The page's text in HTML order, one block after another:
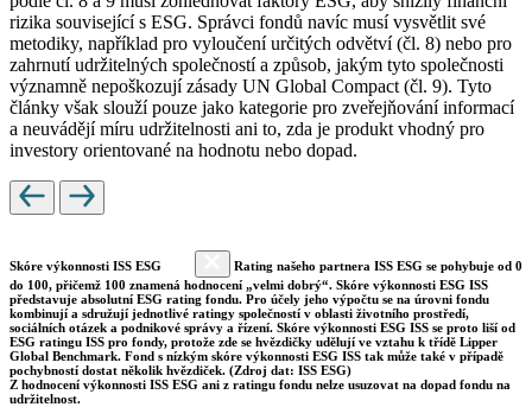
rizika související s ESG. Správci fondů navíc musí vysvětlit své
metodiky, například pro vyloučení určitých odvětví (čl. 8) nebo pro
zahrnutí udržitelných společností a způsob, jakým tyto společnosti
významně nepoškozují zásady UN Global Compact (čl. 9). Tyto
články však slouží pouze jako kategorie pro zveřejňování informací
a neuvádějí míru udržitelnosti ani to, zda je produkt vhodný pro
investory orientované na hodnotu nebo dopad.
Skóre výkonnosti ISS ESG
Rating našeho partnera ISS ESG se pohybuje od 0
do 100, přičemž 100 znamená hodnocení „velmi dobrý“. Skóre výkonnosti ESG ISS
představuje absolutní ESG rating fondu. Pro účely jeho výpočtu se na úrovni fondu
kombinují a sdružují jednotlivé ratingy společností v oblasti životního prostředí,
sociálních otázek a podnikové správy a řízení. Skóre výkonnosti ESG ISS se proto liší od
ESG ratingu ISS pro fondy, protože zde se hvězdičky udělují ve vztahu k třídě Lipper
Global Benchmark. Fond s nízkým skóre výkonnosti ESG ISS tak může také v případě
pochybností dostat několik hvězdiček. (Zdroj dat: ISS ESG)
Z hodnocení výkonnosti ISS ESG ani z ratingu fondu nelze usuzovat na dopad fondu na
udržitelnost.